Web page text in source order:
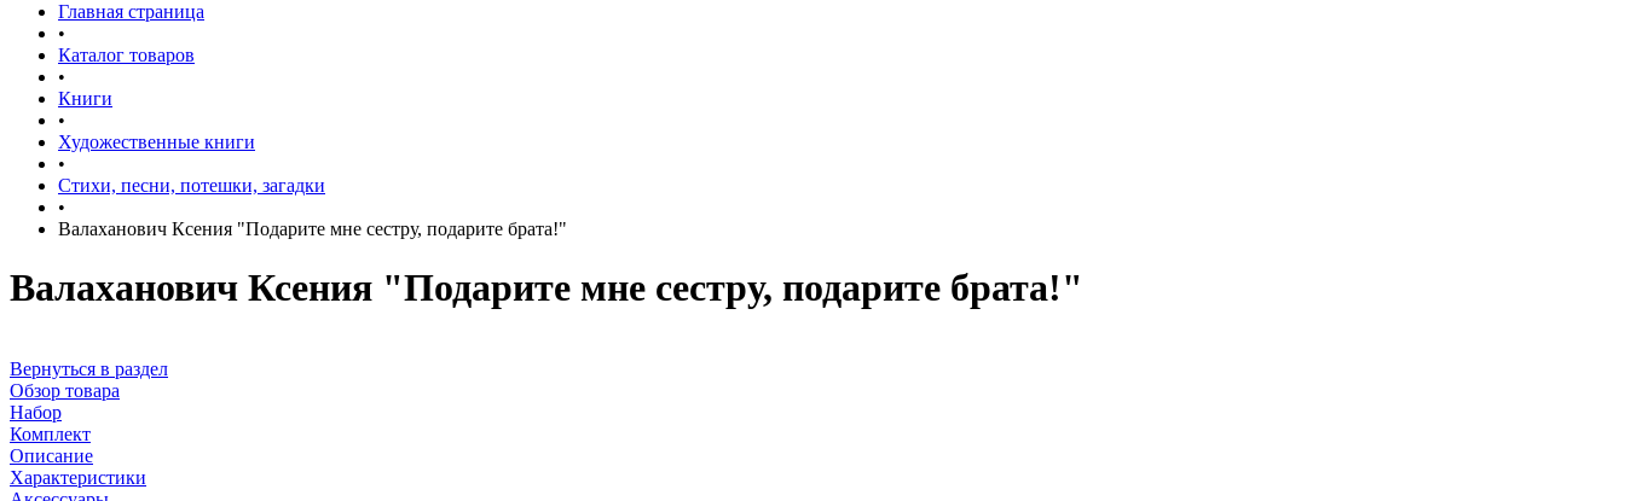
Главная страница
•
Каталог товаров
•
Книги
•
Художественные книги
•
Стихи, песни, потешки, загадки
•
Валаханович Ксения "Подарите мне сестру, подарите брата!"
Валаханович Ксения "Подарите мне сестру, подарите брата!"
Вернуться в раздел
Обзор товара
Набор
Комплект
Описание
Характеристики